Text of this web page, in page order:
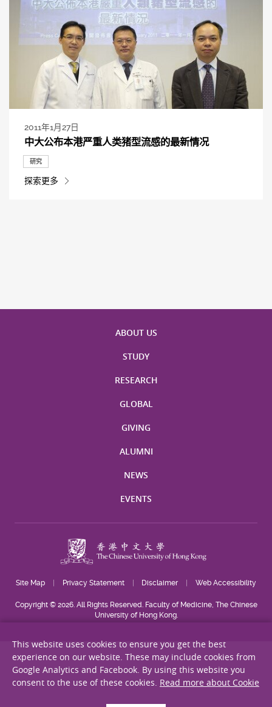
2011年1月27日
中大公布本港严重人类猪型流感的最新情况
研究
探索更多
ABOUT US
STUDY
RESEARCH
GLOBAL
GIVING
ALUMNI
NEWS
EVENTS
Site Map Privacy Statement Disclaimer Web Accessibility
Copyright © 2026. All Rights Reserved. Faculty of Medicine, The Chinese
University of Hong Kong.
This website uses cookies to ensure you get the best
experience on our website. These may include cookies from
Google Analytics and Facebook. By using this website you
consent to the use of these cookies. Read more about Cookie